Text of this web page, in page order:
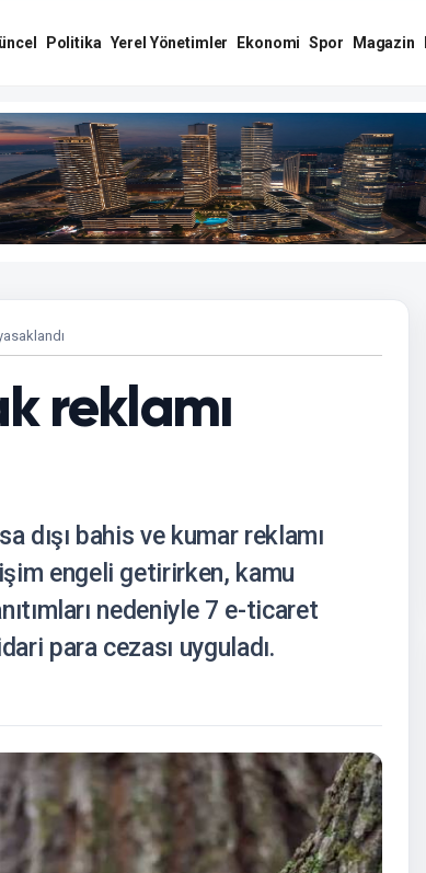
Politika Yerel Yönetimler Ekonomi Spor Magazin
reklamı
dışı bahis ve kumar reklamı
engeli getirirken, kamu
nedeniyle 7 e-ticaret
para cezası uyguladı.